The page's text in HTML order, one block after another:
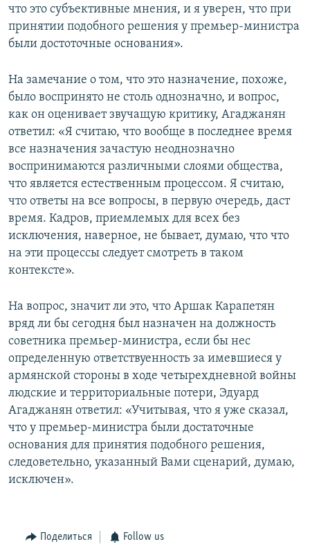
что это субъективные мнения, и я уверен, что при
принятии подобного решения у премьер-министра
были достоточные основания».
На замечание о том, что это назначение, похоже,
было воспринято не столь однозначно, и вопрос,
как он оценивает звучащую критику, Агаджанян
ответил: «Я считаю, что вообще в последнее время
все назначения зачастую неоднозначно
воспринимаются различными слоями общества,
что является естественным процессом. Я считаю,
что ответы на все вопросы, в первую очередь, даст
время. Кадров, приемлемых для всех без
исключения, наверное, не бывает, думаю, что что
на эти процессы следует смотреть в таком
контексте».
На вопрос, значит ли это, что Аршак Карапетян
вряд ли бы сегодня был назначен на должность
советника премьер-министра, если бы нес
определенную ответствуенность за имевшиеся у
армянской стороны в ходе четырехдневной войны
людские и территориальные потери, Эдуард
Агаджанян ответил: «Учитывая, что я уже сказал,
что у премьер-министра были достаточные
основания для принятия подобного решения,
следоветельно, указанный Вами сценарий, думаю,
исключен».
Поделиться Follow us